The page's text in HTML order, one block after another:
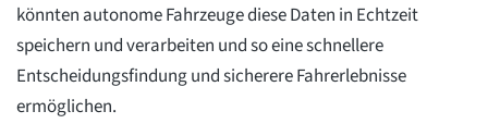
könnten autonome Fahrzeuge diese Daten in Echtzeit
speichern und verarbeiten und so eine schnellere
Entscheidungsfindung und sicherere Fahrerlebnisse
ermöglichen.